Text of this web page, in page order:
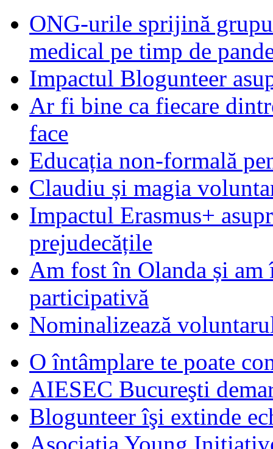
ONG-urile sprijină
medical pe timp de
Impactul Blogunteer
Ar fi bine ca fiecare
face
Educația non-formală
Claudiu și magia
Impactul Erasmus+
prejudecățile
Am fost în Olanda și am
participativă
Nominalizează
O întâmplare te poate
AIESEC Bucureşti
Blogunteer îşi extinde
Asociatia Young